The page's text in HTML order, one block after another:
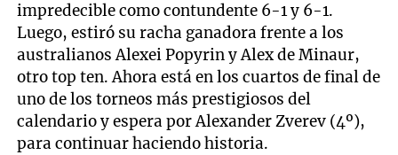
impredecible como contundente 6-1 y 6-1.
Luego, estiró su racha ganadora frente a los
australianos Alexei Popyrin y Alex de Minaur,
otro top ten. Ahora está en los cuartos de final de
uno de los torneos más prestigiosos del
calendario y espera por Alexander Zverev (4º),
para continuar haciendo historia.